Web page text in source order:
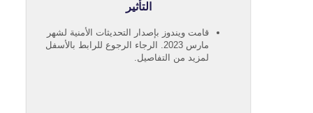
التأثير
قامت ويندوز بإصدار التحديثات الأمنية لشهر
مارس 2023. الرجاء الرجوع للرابط بالأسفل
لمزيد من التفاصيل.